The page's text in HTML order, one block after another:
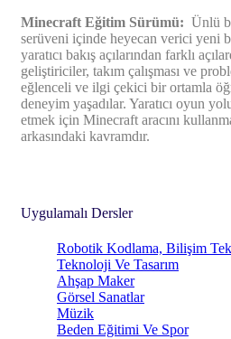
Minecraft Eğitim Sürümü: Ünlü
serüveni içinde heyecan verici yeni
yaratıcı bakış açılarından farklı
geliştiriciler, takım çalışması ve
eğlenceli ve ilgi çekici bir ortamla
deneyim yaşadılar. Yaratıcı oyun
etmek için Minecraft aracını
arkasındaki kavramdır.
Uygulamalı Dersler
Robotik Kodlama, Bilişim
Teknoloji Ve Tasarım
Ahşap Maker
Görsel Sanatlar
Müzik
Beden Eğitimi Ve Spor